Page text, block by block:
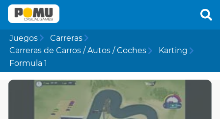
Juegos
Carreras
Carreras de Carros / Autos / Coches
Karting
Formula 1